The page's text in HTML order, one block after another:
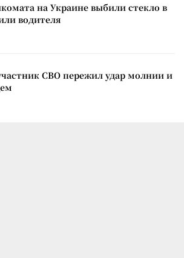
на Украине выбили стекло в
водителя
СВО пережил удар молнии и